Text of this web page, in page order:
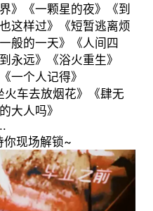
》《一颗星的夜》《到
这样过》《短暂逃离烦
般的一天》《人间四
永远》《浴火重生》
一个人记得》
火车去放烟花》《肆无
大人吗》
你现场解锁~